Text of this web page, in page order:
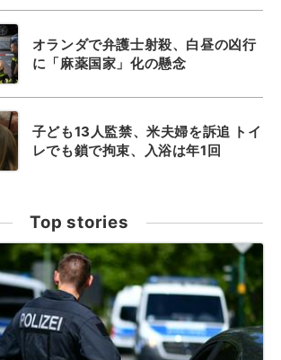
オランダで弁護士射殺、白昼の凶行
に「麻薬国家」化の懸念
子ども13人監禁、米夫婦を訴追 トイ
レでも鎖で拘束、入浴は年1回
Top stories